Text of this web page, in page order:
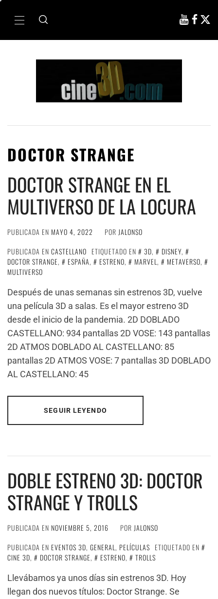
Menú
DOCTOR STRANGE
DOCTOR STRANGE EN EL
MULTIVERSO DE LA LOCURA
PUBLICADA EN MAYO 4, 2022 POR JALONSO
PUBLICADA EN CASTELLANO ETIQUETADO EN 3D, DISNEY,
DOCTOR STRANGE, ESPAÑA, ESTRENO, MARVEL, METAVERSO,
MULTIVERSO
Después de unas semanas sin estrenos 3D, vuelve
una película 3D a salas. Es el mayor estreno 3D
desde el inicio de la pandemia. 2D DOBLADO
CASTELLANO: 934 pantallas 2D VOSE: 143 pantallas
2D ATMOS DOBLADO AL CASTELLANO: 85
pantallas 2D ATMOS VOSE: 7 pantallas 3D DOBLADO
AL CASTELLANO: 45
SEGUIR LEYENDO
DOBLE ESTRENO 3D: DOCTOR
STRANGE Y TROLLS
PUBLICADA EN NOVIEMBRE 5, 2016 POR JALONSO
PUBLICADA EN EVENTOS 3D, GENERAL, PELÍCULAS ETIQUETADO EN
CINE 3D, DOCTOR STRANGE, ESTRENO,
TROLLS
Llevábamos ya unos días sin estrenos 3D. Hoy
llegan dos nuevos títulos: Doctor Strange. Se